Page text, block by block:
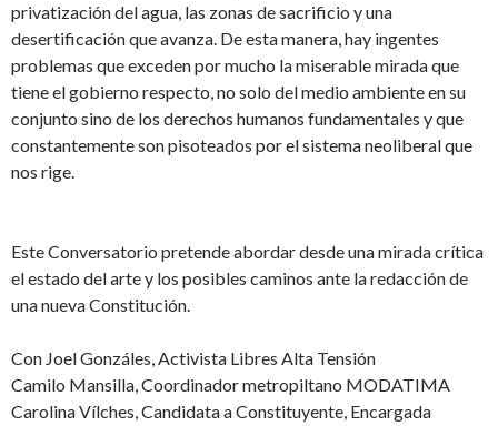
privatización del agua, las zonas de sacrificio y una
desertificación que avanza. De esta manera, hay ingentes
problemas que exceden por mucho la miserable mirada que
tiene el gobierno respecto, no solo del medio ambiente en su
conjunto sino de los derechos humanos fundamentales y que
constantemente son pisoteados por el sistema neoliberal que
nos rige.
Este Conversatorio pretende abordar desde una mirada crítica
el estado del arte y los posibles caminos ante la redacción de
una nueva Constitución.
Con Joel Gonzáles, Activista Libres Alta Tensión
Camilo Mansilla, Coordinador metropiltano MODATIMA
Carolina Vílches, Candidata a Constituyente, Encargada